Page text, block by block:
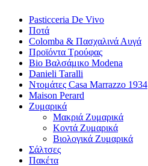
Pasticceria De Vivo
Ποτά
Colomba & Πασχαλινά Αυγά
Προϊόντα Τρούφας
Bio Βαλσάμικο Modena
Danieli Taralli
Ντομάτες Casa Marrazzo 1934
Maison Perard
Ζυμαρικά
Μακριά Ζυμαρικά
Κοντά Ζυμαρικά
Βιολογικά Ζυμαρικά
Σάλτσες
Πακέτα